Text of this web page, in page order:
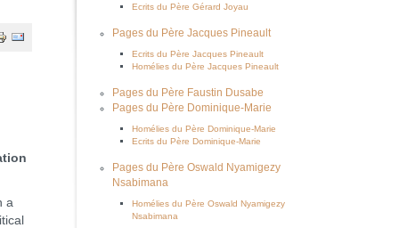
a
Ecrits du Père Gérard Joyau
Pages du Père Jacques Pineault
Ecrits du Père Jacques Pineault
Homélies du Père Jacques Pineault
Pages du Père Faustin Dusabe
Pages du Père Dominique-Marie
Homélies du Père Dominique-Marie
Ecrits du Père Dominique-Marie
Pages du Père Oswald Nyamigezy
Nsabimana
Homélies du Père Oswald Nyamigezy
Nsabimana